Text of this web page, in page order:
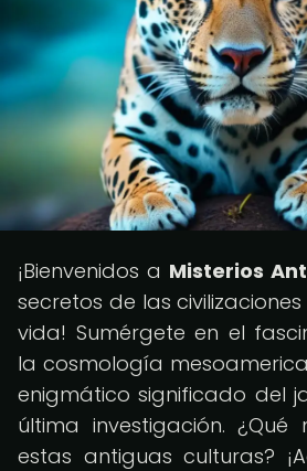
¡Bienvenidos a Misterios
secretos de las
vida! Sumérgete en el
la cosmología
enigmático significado del
última investigación. ¿Qué
estas antiguas culturas?